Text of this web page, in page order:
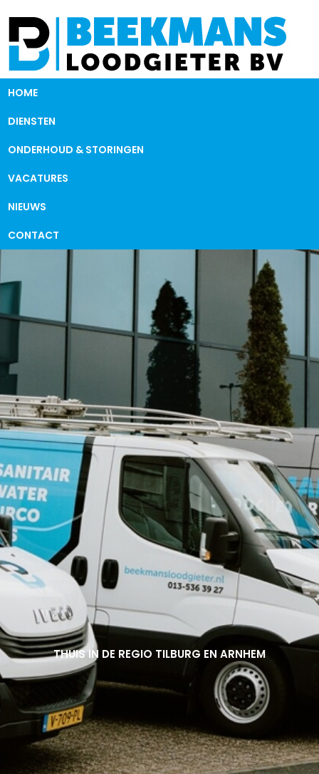
HOME
DIENSTEN
ONDERHOUD & STORINGEN
VACATURES
NIEUWS
CONTACT
THUIS IN DE REGIO TILBURG EN ARNHEM
THUIS IN DE REGIO TILBURG EN ARNHEM
THUIS IN DE REGIO TILBURG EN ARNHEM